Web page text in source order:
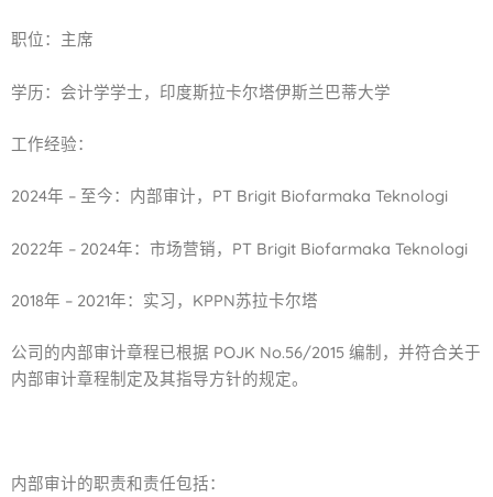
职位：主席
学历：会计学学士，印度斯拉卡尔塔伊斯兰巴蒂大学
工作经验：
2024年 – 至今：内部审计，PT Brigit Biofarmaka Teknologi
2022年 – 2024年：市场营销，PT Brigit Biofarmaka Teknologi
2018年 – 2021年：实习，KPPN苏拉卡尔塔
公司的内部审计章程已根据 POJK No.56/2015 编制，并符合关于
内部审计章程制定及其指导方针的规定。
内部审计的职责和责任包括：